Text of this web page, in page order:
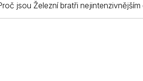
jsou Železní bratři